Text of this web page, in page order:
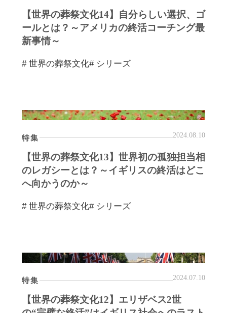
【世界の葬祭文化14】自分らしい選択、ゴ
ールとは？～アメリカの終活コーチング最
新事情～
# 世界の葬祭文化# シリーズ
特集 2024.08.10
【世界の葬祭文化13】世界初の孤独担当相
のレガシーとは？～イギリスの終活はどこ
へ向かうのか～
# 世界の葬祭文化# シリーズ
特集 2024.07.10
【世界の葬祭文化12】エリザベス2世